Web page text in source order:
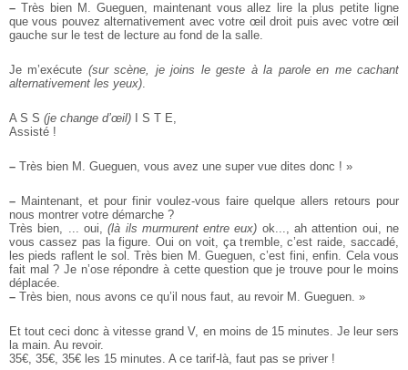
– Très bien M. Gueguen, maintenant vous allez lire la plus petite ligne
que vous pouvez alternativement avec votre œil droit puis avec votre œil
gauche sur le test de lecture au fond de la salle.
Je m’exécute (sur scène, je joins le geste à la parole en me cachant
alternativement les yeux).
A S S (je change d’œil) I S T E,
Assisté !
– Très bien M. Gueguen, vous avez une super vue dites donc ! »
– Maintenant, et pour finir voulez-vous faire quelque allers retours pour
nous montrer votre démarche ?
Très bien, ... oui,(là ils murmurent entre eux) ok..., ah attention oui, ne
vous cassez pas la figure. Oui on voit, ça tremble, c’est raide, saccadé,
les pieds raflent le sol. Très bien M. Gueguen, c’est fini, enfin. Cela vous
fait mal ? Je n’ose répondre à cette question que je trouve pour le moins
déplacée.
– Très bien, nous avons ce qu’il nous faut, au revoir M. Gueguen. »
Et tout ceci donc à vitesse grand V, en moins de 15 minutes. Je leur sers
la main. Au revoir.
35€, 35€, 35€ les 15 minutes. A ce tarif-là, faut pas se priver !